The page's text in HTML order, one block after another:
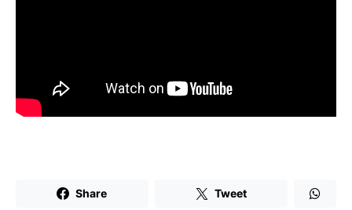
Share Tweet